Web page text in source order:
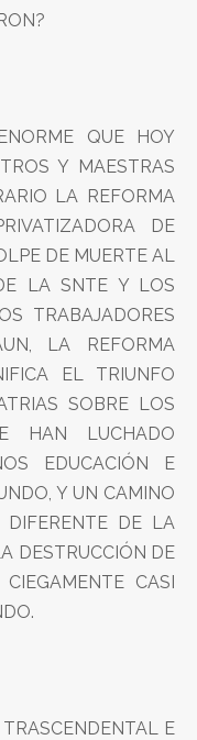
QUE HOY
Y MAESTRAS
LA REFORMA
DE
DE MUERTE AL
LA SNTE Y LOS
TRABAJADORES
LA REFORMA
EL TRIUNFO
SOBRE LOS
HAN LUCHADO
EDUCACIÓN E
Y UN CAMINO
DIFERENTE DE LA
DESTRUCCIÓN DE
CASI
E